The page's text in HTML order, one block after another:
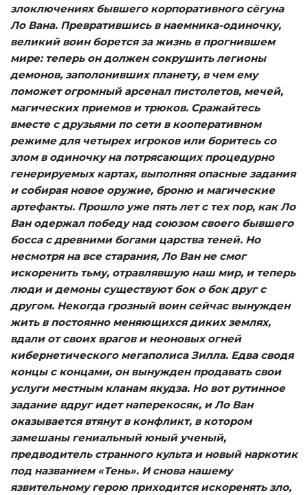
злоключениях бывшего корпоративного сёгуна
Ло Вана. Превратившись в наемника-одиночку,
великий воин борется за жизнь в прогнившем
мире: теперь он должен сокрушить легионы
демонов, заполонивших планету, в чем ему
поможет огромный арсенал пистолетов, мечей,
магических приемов и трюков. Сражайтесь
вместе с друзьями по сети в кооперативном
режиме для четырех игроков или боритесь со
злом в одиночку на потрясающих процедурно
генерируемых картах, выполняя опасные задания
и собирая новое оружие, броню и магические
артефакты. Прошло уже пять лет с тех пор, как Ло
Ван одержал победу над союзом своего бывшего
босса с древними богами царства теней. Но
несмотря на все старания, Ло Ван не смог
искоренить тьму, отравлявшую наш мир, и теперь
люди и демоны существуют бок о бок друг с
другом. Некогда грозный воин сейчас вынужден
жить в постоянно меняющихся диких землях,
вдали от своих врагов и неоновых огней
кибернетического мегаполиса Зилла. Едва сводя
концы с концами, он вынужден продавать свои
услуги местным кланам якудза. Но вот рутинное
задание вдруг идет наперекосяк, и Ло Ван
оказывается втянут в конфликт, в котором
замешаны гениальный юный ученый,
предводитель странного культа и новый наркотик
под названием «Тень». И снова нашему
язвительному герою приходится искоренять зло,